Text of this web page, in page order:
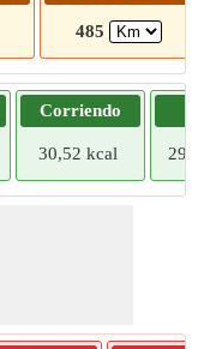
485
Corriendo
30,52 kcal